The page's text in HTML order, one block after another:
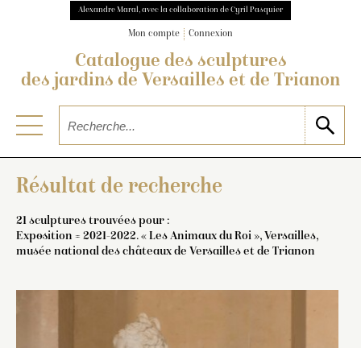
Alexandre Maral, avec la collaboration de Cyril Pasquier
Mon compte Connexion
Catalogue des sculptures
des jardins de Versailles et de Trianon
Résultat de recherche
21 sculptures trouvées pour :
Exposition = 2021-2022. « Les Animaux du Roi », Versailles,
musée national des châteaux de Versailles et de Trianon